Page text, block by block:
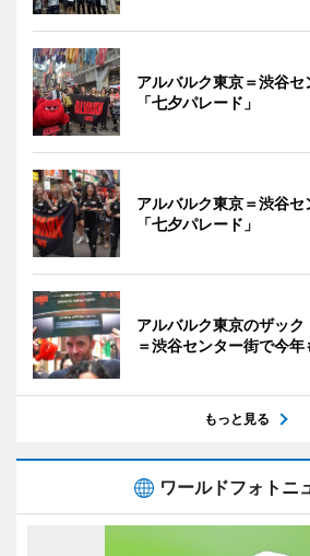
アルバルク東京＝渋谷
「七夕パレード」
アルバルク東京＝渋谷
「七夕パレード」
アルバルク東京のザッ
＝渋谷センター街で今年
もっと見る
ワールドフォトニ